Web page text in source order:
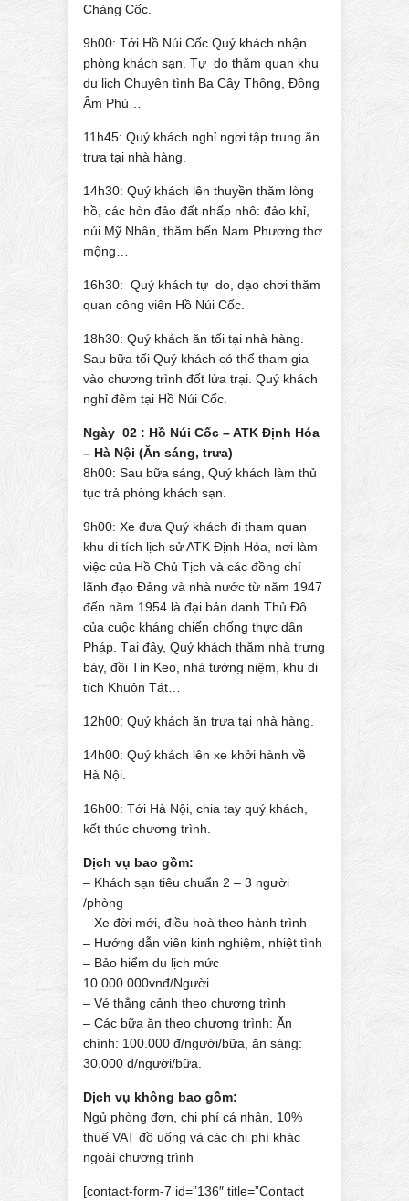
Chàng Cốc.
9h00: Tới Hồ Núi Cốc Quý khách nhận
phòng khách sạn. Tự do thăm quan khu
du lịch Chuyện tình Ba Cây Thông, Động
Âm Phủ…
11h45: Quý khách nghỉ ngơi tập trung ăn
trưa tại nhà hàng.
14h30: Quý khách lên thuyền thăm lòng
hồ, các hòn đảo đất nhấp nhô: đảo khỉ,
núi Mỹ Nhân, thăm bến Nam Phương thơ
mộng…
16h30: Quý khách tự do, dạo chơi thăm
quan công viên Hồ Núi Cốc.
18h30: Quý khách ăn tối tại nhà hàng.
Sau bữa tối Quý khách có thể tham gia
vào chương trình đốt lửa trại. Quý khách
nghỉ đêm tại Hồ Núi Cốc.
Ngày 02 : Hồ Núi Cốc – ATK Định Hóa
– Hà Nội (Ăn sáng, trưa)
8h00: Sau bữa sáng, Quý khách làm thủ
tục trả phòng khách sạn.
9h00: Xe đưa Quý khách đi tham quan
khu di tích lịch sử ATK Định Hóa, nơi làm
việc của Hồ Chủ Tịch và các đồng chí
lãnh đạo Đảng và nhà nước từ năm 1947
đến năm 1954 là đại bản danh Thủ Đô
của cuộc kháng chiến chống thực dân
Pháp. Tại đây, Quý khách thăm nhà trưng
bày, đồi Tỉn Keo, nhà tưởng niệm, khu di
tích Khuôn Tát…
12h00: Quý khách ăn trưa tại nhà hàng.
14h00: Quý khách lên xe khởi hành về
Hà Nội.
16h00: Tới Hà Nội, chia tay quý khách,
kết thúc chương trình.
Dịch vụ bao gồm:
– Khách sạn tiêu chuẩn 2 – 3 người
/phòng
– Xe đời mới, điều hoà theo hành trình
– Hướng dẫn viên kinh nghiệm, nhiệt tình
– Bảo hiểm du lịch mức
10.000.000vnđ/Người.
– Vé thắng cảnh theo chương trình
– Các bữa ăn theo chương trình: Ăn
chính: 100.000 đ/người/bữa, ăn sáng:
30.000 đ/người/bữa.
Dịch vụ không bao gồm:
Ngủ phòng đơn, chi phí cá nhân, 10%
thuế VAT đồ uống và các chi phí khác
ngoài chương trình
[contact-form-7 id=”136″ title=”Contact